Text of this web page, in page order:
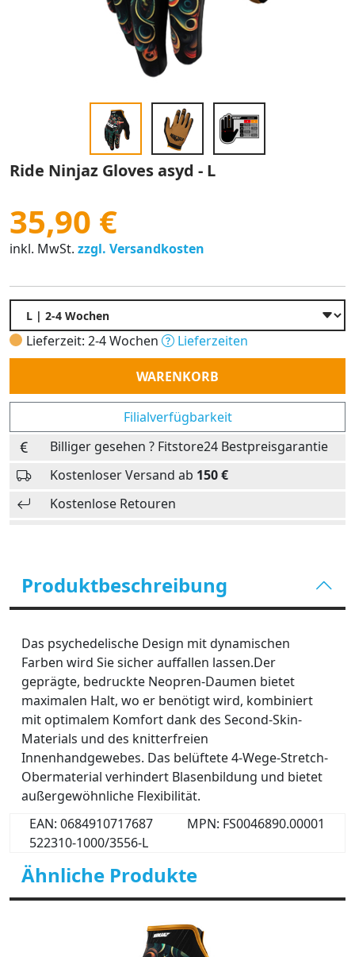
Ride Ninjaz Gloves asyd - L
35,90 €
inkl. MwSt. zzgl. Versandkosten
Lieferzeit: 2-4 Wochen
Lieferzeiten
Anzahl
WARENKORB
Filialverfügbarkeit
Billiger gesehen ? Fitstore24 Bestpreisgarantie
Kostenloser Versand ab 150 €
Kostenlose Retouren
Produktbeschreibung
Das psychedelische Design mit dynamischen
Farben wird Sie sicher auffallen lassen.Der
geprägte, bedruckte Neopren-Daumen bietet
maximalen Halt, wo er benötigt wird, kombiniert
mit optimalem Komfort dank des Second-Skin-
Materials und des knitterfreien
Innenhandgewebes. Das belüftete 4-Wege-Stretch-
Obermaterial verhindert Blasenbildung und bietet
außergewöhnliche Flexibilität.
EAN: 0684910717687
MPN: FS0046890.00001
522310-1000/3556-L
Ähnliche Produkte